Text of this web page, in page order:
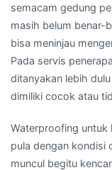
semacam gedung
masih belum benar-
bisa meninjau
Pada servis
ditanyakan lebih
dimiliki cocok atau
Waterproofing untuk
pula dengan kondisi
muncul begitu